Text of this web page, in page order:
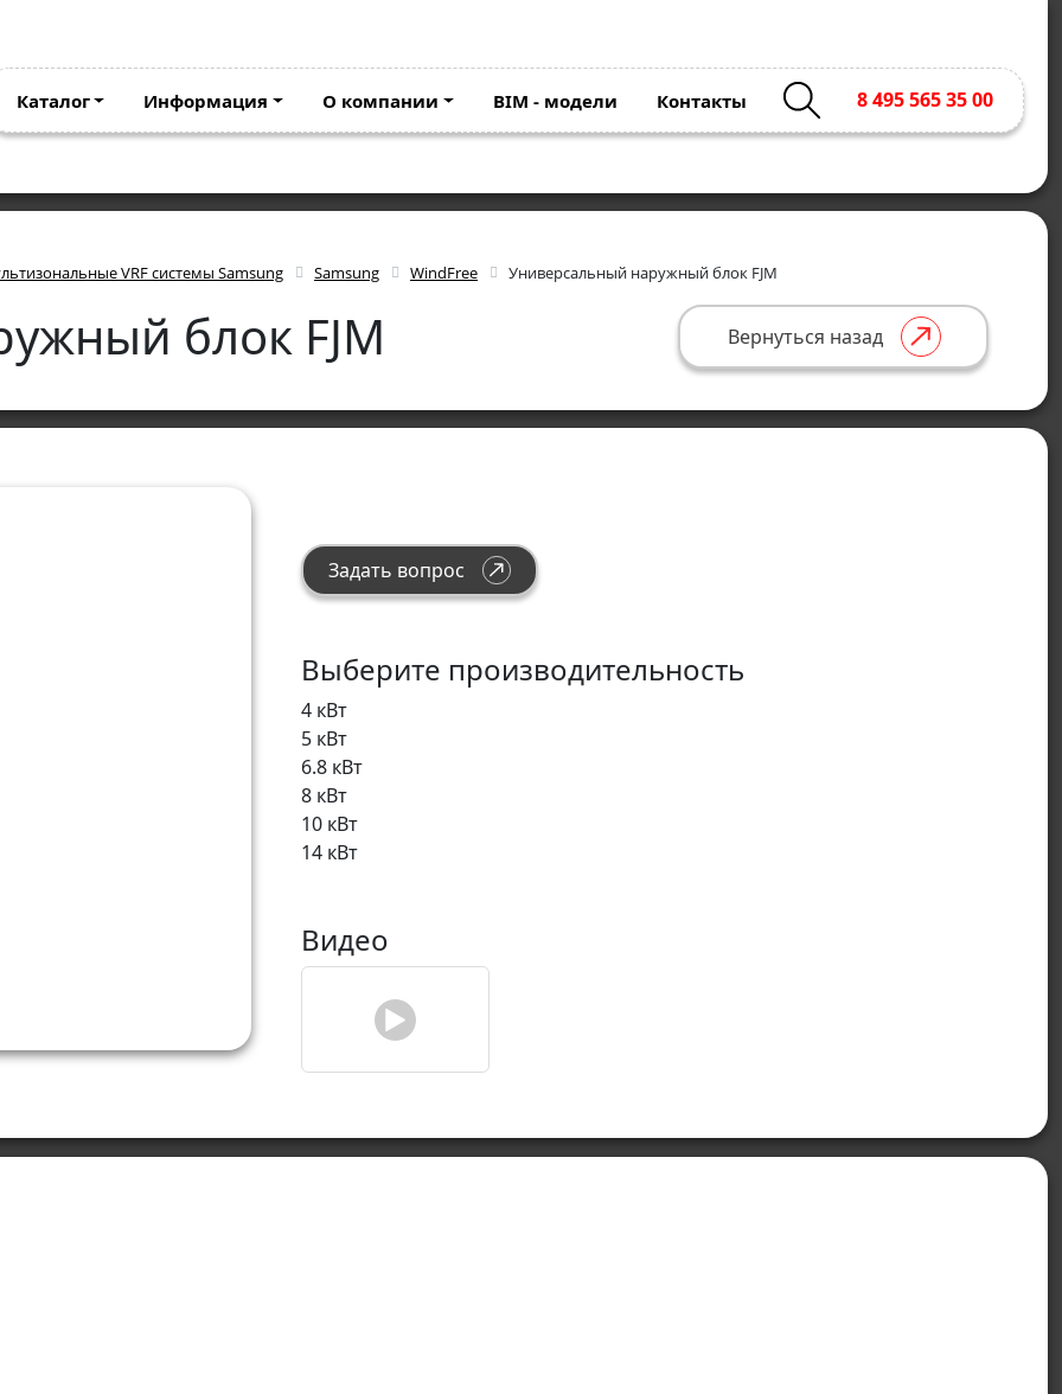
Каталог Информация О компании BIM - модели Контакты 8 495 565 35 00
VRF системы Samsung Samsung WindFree Универсальный наружный блок FJM
блок FJM Вернуться назад
Задать вопрос
Выберите производительность
4 кВт
5 кВт
6.8 кВт
8 кВт
10 кВт
14 кВт
Видео